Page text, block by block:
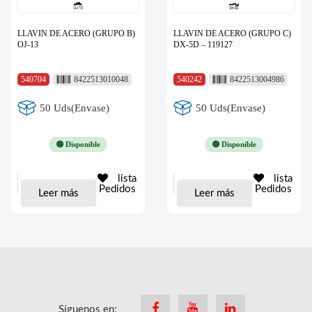
LLAVIN DE ACERO (GRUPO B)
OJ-13
540704 8422513010048
50 Uds(Envase)
🟢 Disponible
Leer más
lista
Pedidos
LLAVIN DE ACERO (GRUPO C)
DX-5D – 119127
540242 8422513004986
50 Uds(Envase)
🟢 Disponible
Leer más
lista
Pedidos
Síguenos en: FacebookYoutube Linkedin